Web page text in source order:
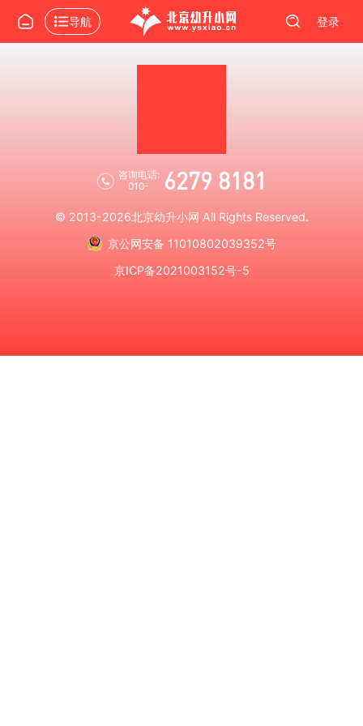
导航 登录
咨询电话:
010-
6279 8181
© 2013-2026北京幼升小网 All Rights Reserved.
京公网安备 11010802039352号
京ICP备2021003152号-5